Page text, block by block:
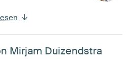
Mirjam Duizendstra